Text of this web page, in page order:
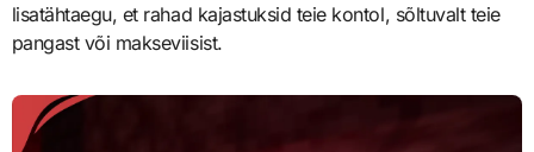
lisatähtaegu, et rahad kajastuksid teie kontol, sõltuvalt teie
pangast või makseviisist.